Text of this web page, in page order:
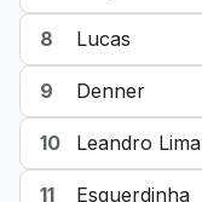
8 Lucas
9 Denner
10 Leandro Lima
11 Esquerdinha